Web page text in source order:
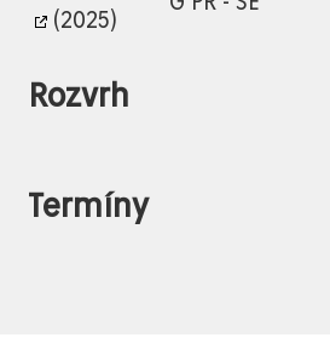
(2025)
Rozvrh
Termíny